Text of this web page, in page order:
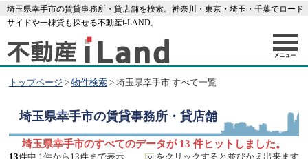
埼玉県幸手市の賃貸事務所・貸店舗を検索。神奈川・東京・埼玉・千葉でロード
サイドや一棟貸も探せる不動産i-LAND。
トップページ > 物件検索> 埼玉県幸手市 すべて一覧
埼玉県幸手市の賃貸事務所・貸店舗
埼玉県幸手市のすべてのデータが 13 件ヒットしました。
13件中 1件から13件まで表示 をクリックすると並びかえ出来ます